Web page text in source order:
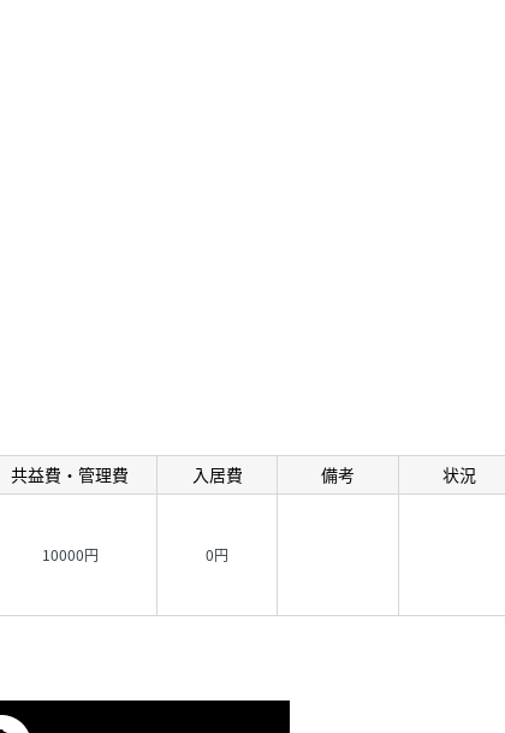
共益費・管理費 入居費 備考 状況
10000円 0円